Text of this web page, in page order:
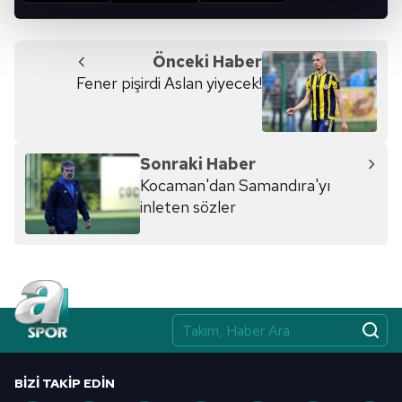
kalemimiz olduğunu sizlere hatırlatmak isteriz.
takdirde, kullanıcılara hedefli reklamlar
gösterilmeyecektir."
Sizlere daha iyi bir hizmet sunabilmek için İnternet
Sitemizde kendimize ve üçüncü kişilere ait çerezler
kullanılmaktadır. Bu çerezler vasıtasıyla çeşitli kişisel
verileriniz işlenmekte olup gerekli olan çerezler bilgi
toplumu hizmetlerinin sunulması amacıyla
reklam/pazarlama faaliyetlerinin yapılması, amaçlarıyla
sınırlı olarak açık rızanız dahilinde kullanılacaktır.
Çerezlere ilişkin tercihlerinizi aşağıda yer alan panel
için Ayarlar butonuna tıklayabilir,
Önceki Haber
Fener pişirdi Aslan yiyecek!
Sonraki Haber
Kocaman'dan Samandıra'yı
inleten sözler
BIZI TAKIP EDIN